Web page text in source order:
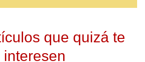
que quizá te
interesen